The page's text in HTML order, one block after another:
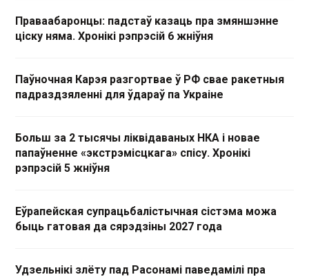
Праваабаронцы: падстаў казаць пра змяншэнне
ціску няма. Хронікі рэпрэсій 6 жніўня
Паўночная Карэя разгортвае ў РФ свае ракетныя
падраздзяленні для ўдараў па Украіне
Больш за 2 тысячы ліквідаваных НКА і новае
папаўненне «экстрэмісцкага» спісу. Хронікі
рэпрэсій 5 жніўня
Еўрапейская супрацьбалістычная сістэма можа
быць гатовая да сярэдзіны 2027 года
Удзельнікі злёту пад Расонамі паведамілі пра